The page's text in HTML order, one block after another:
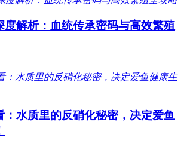
度解析：血统传承密码与高效繁殖
：水质里的反硝化秘密，决定爱鱼